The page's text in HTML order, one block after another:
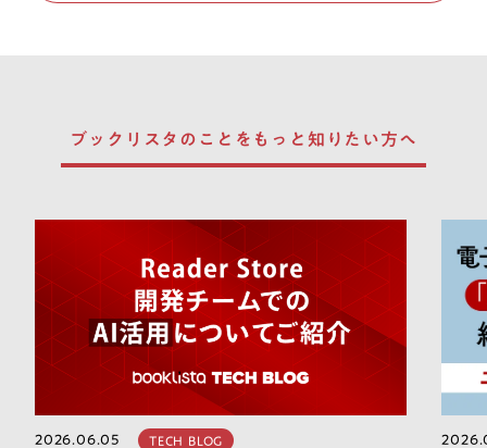
ブックリスタのことを もっと知りたい方へ
2026.06.05 TECH BLOG